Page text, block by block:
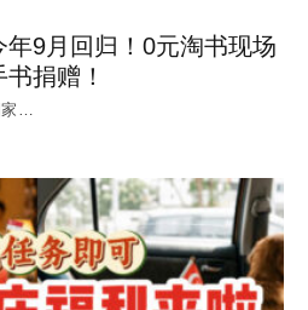
9月回归！0元淘书现场
捐赠！
家…